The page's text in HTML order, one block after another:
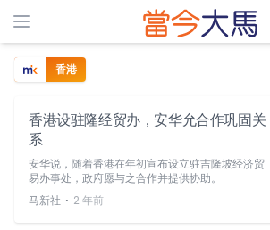
香港
香港设驻隆经贸办，安华允合作巩固关
系
安华说，随着香港在年初宣布设立驻吉隆坡经济贸
易办事处，政府愿与之合作并提供协助。
马新社 ⋅ 2 年前